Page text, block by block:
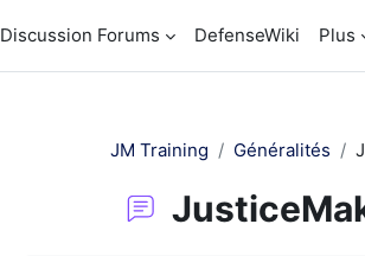
Discussion Forums DefenseWiki Plus
JM Training Généralités